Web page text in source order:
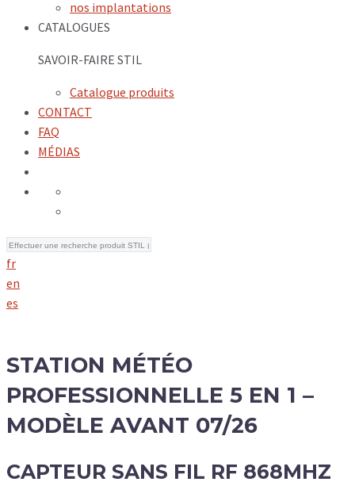
nos implantations
CATALOGUES
SAVOIR-FAIRE STIL
Catalogue produits
CONTACT
FAQ
MÉDIAS
fr
en
es
STATION MÉTÉO
PROFESSIONNELLE 5 EN 1 –
MODÈLE AVANT 07/26
CAPTEUR SANS FIL RF 868MHZ